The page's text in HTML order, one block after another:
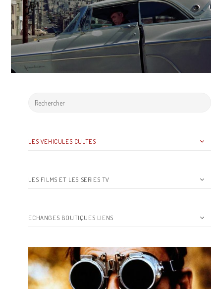
LES VEHICULES CULTES
LES FILMS ET LES SERIES TV
ECHANGES BOUTIQUES LIENS